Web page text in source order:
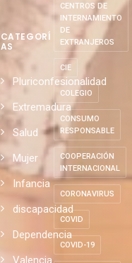
CATEGORÍ
AS
Pluriconfesionalidad
Extremadura
Salud
Mujer
Infancia
discapacidad
Dependencia
Valencia
CENTROS DE
INTERNAMIENTO
DE
EXTRANJEROS
CIE
COLEGIO
CONSUMO
RESPONSABLE
COOPERACIÓN
INTERNACIONAL
CORONAVIRUS
COVID
COVID-19